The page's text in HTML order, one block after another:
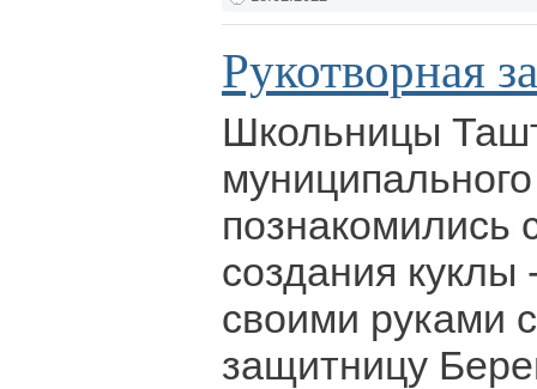
Рукотворная
Школьницы
познакомились
создания куклы
своими руками
защитницу